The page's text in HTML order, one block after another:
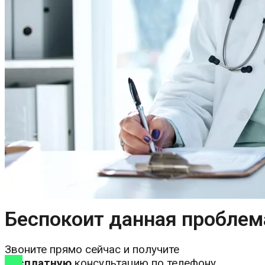
Беспокоит данная
Звоните прямо сейчас и получите